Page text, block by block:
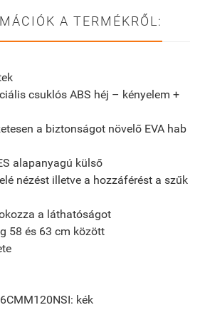
A TERMÉKRŐL:
csuklós ABS héj – kényelem +
a biztonságot növelő EVA hab
alapanyagú külső
nézést illetve a hozzáférést a szűk
a láthatóságot
58 és 63 cm között
kék